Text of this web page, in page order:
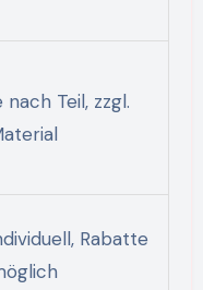
nach Teil, zzgl.
Rabatte